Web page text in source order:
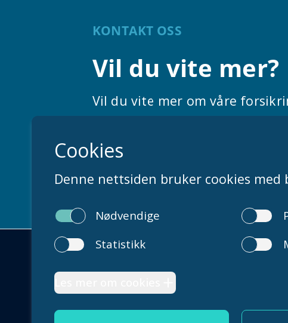
KONTAKT OSS
Vil du vite mer?
Vil du vite mer om våre
Nå oss raskt på e-post, eller